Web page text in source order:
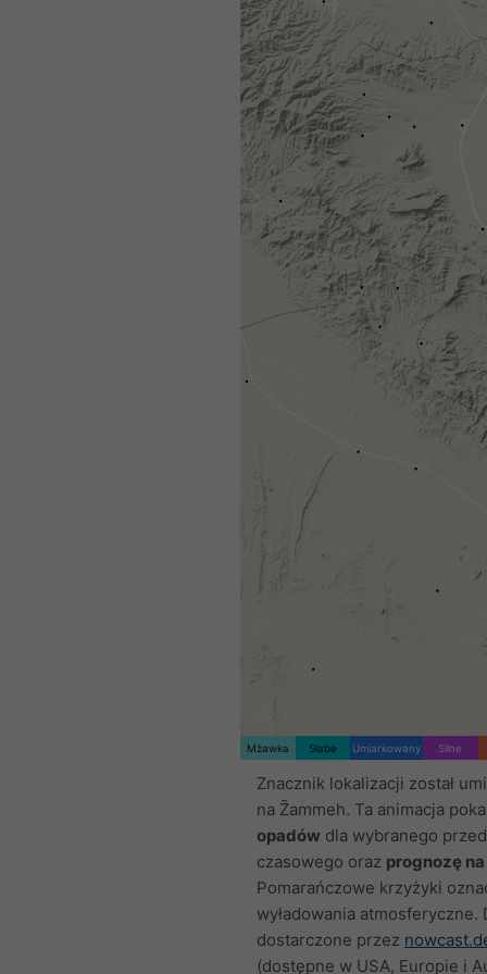
Mżawka Słabe Umiarkowany Silne
Znacznik lokalizacji został
na Z̄ammeh. Ta animacja
opadów dla wybranego
czasowego oraz prognozę
Pomarańczowe krzyżyki
wyładowania atmosferyczne.
dostarczone przez
(dostępne w USA, Europie i